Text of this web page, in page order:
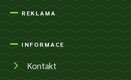
REKLAMA
INFORMACE
Kontakt